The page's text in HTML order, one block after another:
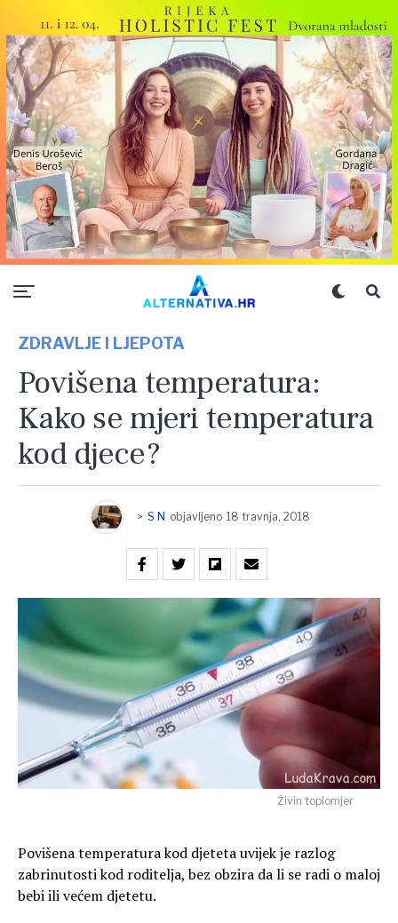
ZDRAVLJE I LJEPOTA
Povišena temperatura:
Kako se mjeri temperatura
kod djece?
> S N objavljeno 18 travnja, 2018
Živin toplomjer
Povišena temperatura kod djeteta uvijek je razlog
zabrinutosti kod roditelja, bez obzira da li se radi o maloj
bebi ili većem djetetu.